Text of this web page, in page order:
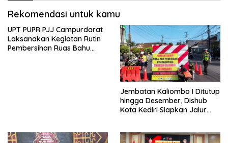
Rekomendasi untuk kamu
UPT PUPR PJJ Campurdarat
Laksanakan Kegiatan Rutin
Pembersihan Ruas Bahu
Jembatan Kaliombo I Ditutup
hingga Desember, Dishub
Kota Kediri Siapkan Jalur